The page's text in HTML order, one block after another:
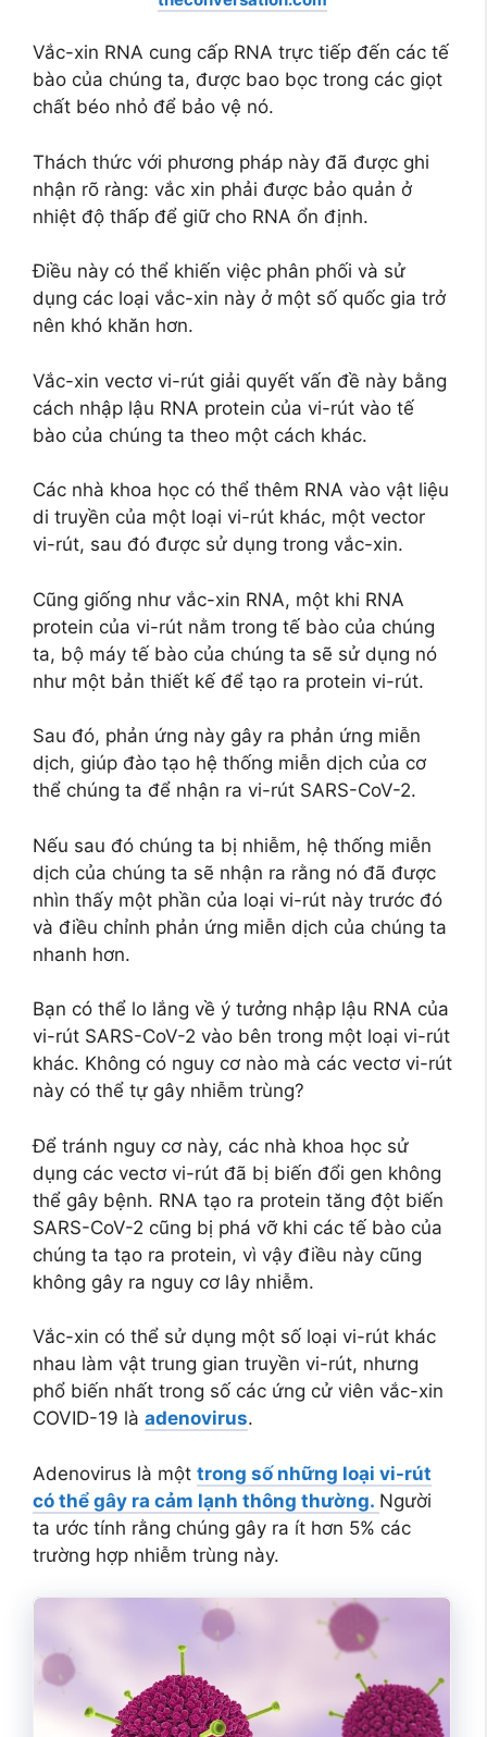
Vắc-xin RNA cung cấp RNA trực tiếp đến các tế
bào của chúng ta, được bao bọc trong các giọt
chất béo nhỏ để bảo vệ nó.
Thách thức với phương pháp này đã được ghi
nhận rõ ràng: vắc xin phải được bảo quản ở
nhiệt độ thấp để giữ cho RNA ổn định.
Điều này có thể khiến việc phân phối và sử
dụng các loại vắc-xin này ở một số quốc gia trở
nên khó khăn hơn.
Vắc-xin vectơ vi-rút giải quyết vấn đề này bằng
cách nhập lậu RNA protein của vi-rút vào tế
bào của chúng ta theo một cách khác.
Các nhà khoa học có thể thêm RNA vào vật liệu
di truyền của một loại vi-rút khác, một vector
vi-rút, sau đó được sử dụng trong vắc-xin.
Cũng giống như vắc-xin RNA, một khi RNA
protein của vi-rút nằm trong tế bào của chúng
ta, bộ máy tế bào của chúng ta sẽ sử dụng nó
như một bản thiết kế để tạo ra protein vi-rút.
Sau đó, phản ứng này gây ra phản ứng miễn
dịch, giúp đào tạo hệ thống miễn dịch của cơ
thể chúng ta để nhận ra vi-rút SARS-CoV-2.
Nếu sau đó chúng ta bị nhiễm, hệ thống miễn
dịch của chúng ta sẽ nhận ra rằng nó đã được
nhìn thấy một phần của loại vi-rút này trước đó
và điều chỉnh phản ứng miễn dịch của chúng ta
nhanh hơn.
Bạn có thể lo lắng về ý tưởng nhập lậu RNA của
vi-rút SARS-CoV-2 vào bên trong một loại vi-rút
khác. Không có nguy cơ nào mà các vectơ vi-rút
này có thể tự gây nhiễm trùng?
Để tránh nguy cơ này, các nhà khoa học sử
dụng các vectơ vi-rút đã bị biến đổi gen không
thể gây bệnh. RNA tạo ra protein tăng đột biến
SARS-CoV-2 cũng bị phá vỡ khi các tế bào của
chúng ta tạo ra protein, vì vậy điều này cũng
không gây ra nguy cơ lây nhiễm.
Vắc-xin có thể sử dụng một số loại vi-rút khác
nhau làm vật trung gian truyền vi-rút, nhưng
phổ biến nhất trong số các ứng cử viên vắc-xin
COVID-19 là adenovirus.
Adenovirus là một trong số những loại vi-rút
có thể gây ra cảm lạnh thông thường. Người
ta ước tính rằng chúng gây ra ít hơn 5% các
trường hợp nhiễm trùng này.